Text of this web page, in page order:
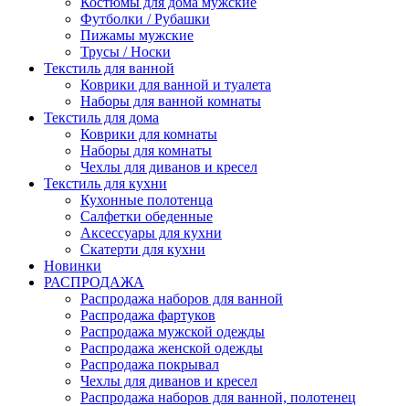
Футболки / Рубашки
Пижамы мужские
Трусы / Носки
Текстиль для ванной
Коврики для ванной и туалета
Наборы для ванной комнаты
Текстиль для дома
Коврики для комнаты
Наборы для комнаты
Чехлы для диванов и кресел
Текстиль для кухни
Кухонные полотенца
Салфетки обеденные
Аксессуары для кухни
Скатерти для кухни
Новинки
РАСПРОДАЖА
Распродажа наборов для ванной
Распродажа фартуков
Распродажа мужской одежды
Распродажа женской одежды
Распродажа покрывал
Чехлы для диванов и кресел
Распродажа наборов для ванной, полотенец